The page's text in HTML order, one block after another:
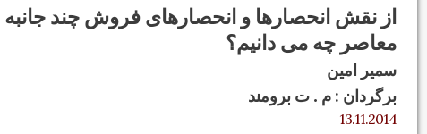
از نقش انحصارها و انحصارهای فروش چند
معاصر چه می دانیم؟
سمیر امین
برگردان : م . ت برومند
13.11.2014